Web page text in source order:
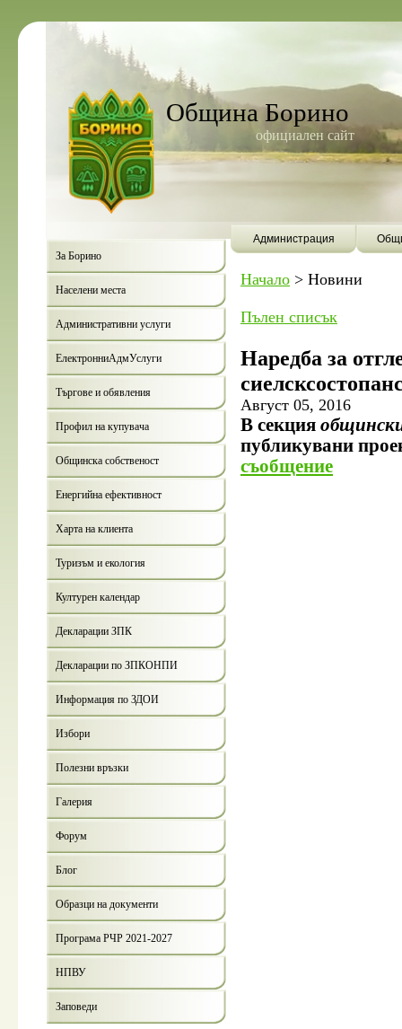
Община Борино
официален сайт
Администрация
За Борино
Населени места
Административни услуги
ЕлектронниАдмУслуги
Търгове и обявления
Профил на купувача
Общинска собственост
Енергийна ефективност
Харта на клиента
Туризъм и екология
Културен календар
Декларации ЗПК
Декларации по ЗПКОНПИ
Информация по ЗДОИ
Избори
Полезни връзки
Галерия
Форум
Блог
Образци на документи
Програма РЧР 2021-2027
НПВУ
Заповеди
Начало > Новини
Пълен списък
Наредба за
Август 05, 2016
В секция
публикувани
съобщение